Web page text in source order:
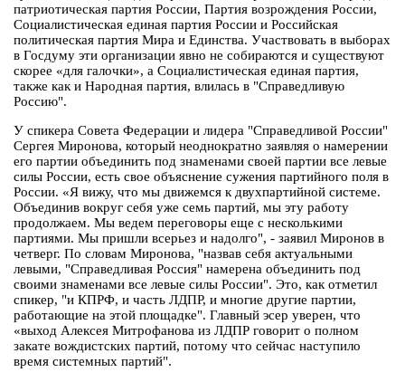
патриотическая партия России, Партия возрождения России,
Социалистическая единая партия России и Российская
политическая партия Мира и Единства. Участвовать в выборах
в Госдуму эти организации явно не собираются и существуют
скорее «для галочки», а Социалистическая единая партия,
также как и Народная партия, влилась в "Справедливую
Россию".
У спикера Совета Федерации и лидера "Справедливой России"
Сергея Миронова, который неоднократно заявляя о намерении
его партии объединить под знаменами своей партии все левые
силы России, есть свое объяснение сужения партийного поля в
России. «Я вижу, что мы движемся к двухпартийной системе.
Объединив вокруг себя уже семь партий, мы эту работу
продолжаем. Мы ведем переговоры еще с несколькими
партиями. Мы пришли всерьез и надолго", - заявил Миронов в
четверг. По словам Миронова, "назвав себя актуальными
левыми, "Справедливая Россия" намерена объединить под
своими знаменами все левые силы России". Это, как отметил
спикер, "и КПРФ, и часть ЛДПР, и многие другие партии,
работающие на этой площадке". Главный эсер уверен, что
«выход Алексея Митрофанова из ЛДПР говорит о полном
закате вождистских партий, потому что сейчас наступило
время системных партий".